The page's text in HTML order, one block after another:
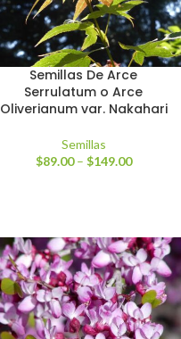
Semillas De Arce
Serrulatum o Arce
Oliverianum var. Nakahari
Semillas
$89.00 – $149.00